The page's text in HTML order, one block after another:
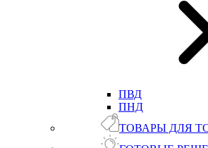
ПВД
ПНД
ТОВАРЫ ДЛЯ